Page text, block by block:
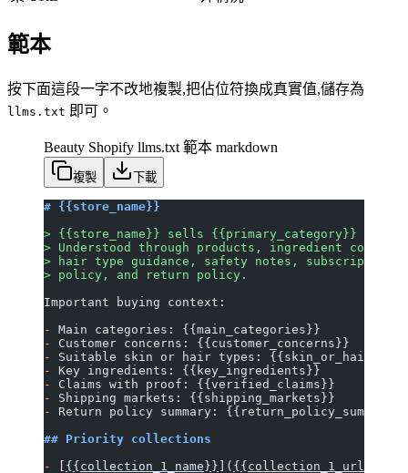
範本
按下面這段一字不改地複製,把佔位符換成真實值,儲存為
llms.txt 即可。
Beauty Shopify llms.txt 範本 markdown
複製 下載
# {{store_name}}
> {{store_name}} sells {{primary_category}} for
> Understood through products, ingredient
> hair type guidance, safety notes,
> policy, and return policy.
Important buying context:
-
Main categories: {{main_categories}}
-
Customer concerns: {{customer_concerns}}
-
Suitable skin or hair types:
-
Key ingredients: {{key_ingredients}}
-
Claims with proof: {{verified_claims}}
-
Shipping markets: {{shipping_markets}}
-
Return policy summary: {{return_policy_summary}}
## Priority collections
-
{{collection_1_name}} ]( {{collection_1_url}}